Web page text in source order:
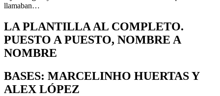
llamaban…
LA PLANTILLA AL COMPLETO.
PUESTO A PUESTO, NOMBRE A
NOMBRE
BASES: MARCELINHO HUERTAS Y
ALEX LÓPEZ